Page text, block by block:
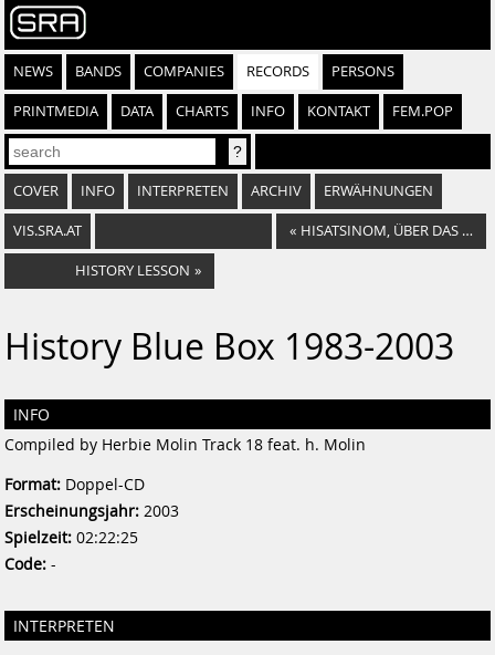
NEWS BANDS COMPANIES RECORDS PERSONS
PRINTMEDIA DATA CHARTS INFO KONTAKT FEM.POP
COVER INFO INTERPRETEN ARCHIV ERWÄHNUNGEN
VIS.SRA.AT « HISATSINOM, ÜBER DAS VERSCHWINDEN
HISTORY LESSON »
History Blue Box 1983-2003
INFO
Compiled by Herbie Molin Track 18 feat. h. Molin
Format: Doppel-CD
Erscheinungsjahr: 2003
Spielzeit: 02:22:25
Code: -
INTERPRETEN